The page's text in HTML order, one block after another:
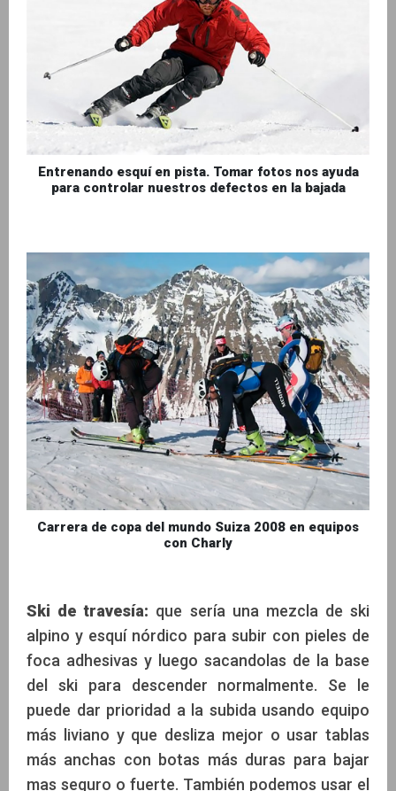
Entrenando esquí en pista. Tomar fotos nos ayuda
para controlar nuestros defectos en la bajada
Carrera de copa del mundo Suiza 2008 en equipos
con Charly
Ski de travesía: que sería una mezcla de ski
alpino y esquí nórdico para subir con pieles de
foca adhesivas y luego sacandolas de la base
del ski para descender normalmente. Se le
puede dar prioridad a la subida usando equipo
más liviano y que desliza mejor o usar tablas
más anchas con botas más duras para bajar
mas seguro o fuerte. También podemos usar el